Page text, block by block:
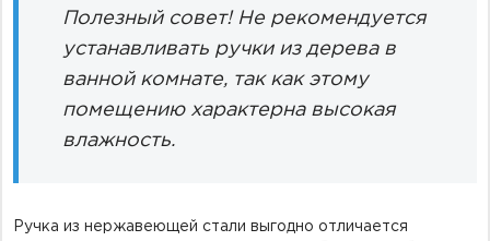
Полезный совет! Не рекомендуется
устанавливать ручки из дерева в
ванной комнате, так как этому
помещению характерна высокая
влажность.
Ручка из нержавеющей стали выгодно отличается